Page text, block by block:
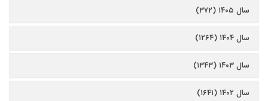
سال ۱۴۰۵ (۳۷۲)
سال ۱۴۰۴ (۱۲۶۴)
سال ۱۴۰۳ (۱۳۴۳)
سال ۱۴۰۲ (۱۶۴۱)